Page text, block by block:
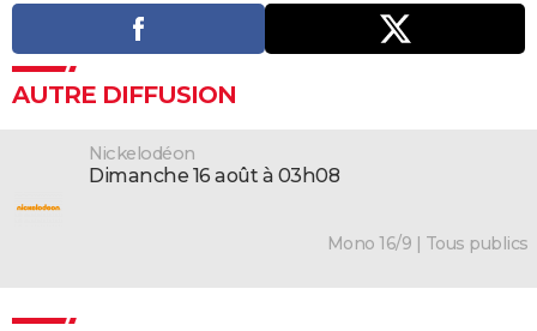
AUTRE DIFFUSION
Nickelodéon
dimanche 16 août à 03h08
Mono 16/9 | Tous publics